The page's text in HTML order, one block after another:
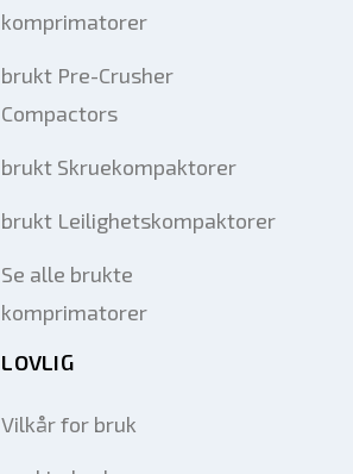
komprimatorer
brukt Pre-Crusher
Compactors
brukt Skruekompaktorer
brukt Leilighetskompaktorer
Se alle brukte
komprimatorer
LOVLIG
Vilkår for bruk